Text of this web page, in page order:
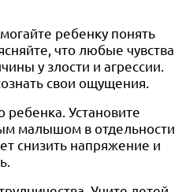
ребенку понять
что любые чувства
у злости и агрессии.
свои ощущения.
Установите
малышом в отдельности
снизить напряжение и